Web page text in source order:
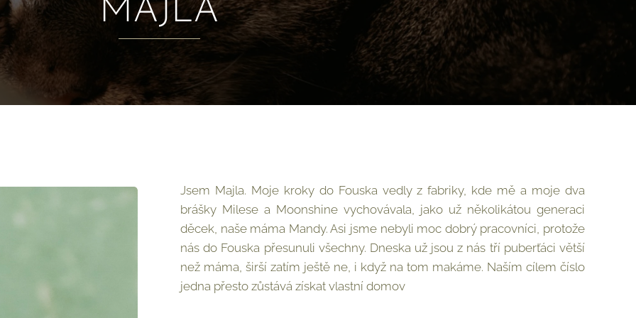
MAJLA
Jsem Majla. Moje kroky do Fouska vedly z fabriky, kde mě a moje dva
brášky Milese a Moonshine vychovávala, jako už několikátou generaci
děcek, naše máma Mandy. Asi jsme nebyli moc dobrý pracovníci, protože
nás do Fouska přesunuli všechny. Dneska už jsou z nás tří puberťáci větší
než máma, širší zatím ještě ne, i když na tom makáme. Naším cílem číslo
jedna přesto zůstává získat vlastní domov